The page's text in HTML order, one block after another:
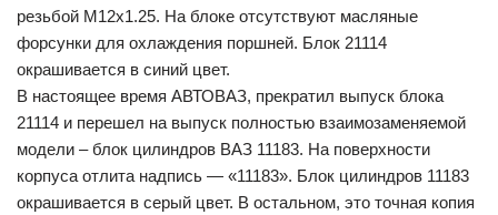
резьбой М12х1.25. На блоке отсутствуют масляные
форсунки для охлаждения поршней. Блок 21114
окрашивается в синий цвет.
В настоящее время АВТОВАЗ, прекратил выпуск блока
21114 и перешел на выпуск полностью взаимозаменяемой
модели – блок цилиндров ВАЗ 11183. На поверхности
корпуса отлита надпись — «11183». Блок цилиндров 11183
окрашивается в серый цвет. В остальном, это точная копия